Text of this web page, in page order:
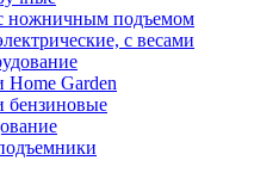
ножничным подъемом
с весами
Garden
бензиновые